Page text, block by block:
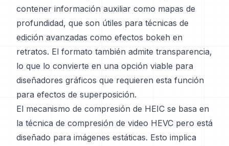
contener información auxiliar como mapas de
profundidad, que son útiles para técnicas de
edición avanzadas como efectos bokeh en
retratos. El formato también admite transparencia,
lo que lo convierte en una opción viable para
diseñadores gráficos que requieren esta función
para efectos de superposición.
El mecanismo de compresión de HEIC se basa en
la técnica de compresión de video HEVC pero está
diseñado para imágenes estáticas. Esto implica